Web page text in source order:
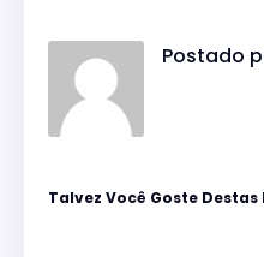
Postado
Talvez Você Goste